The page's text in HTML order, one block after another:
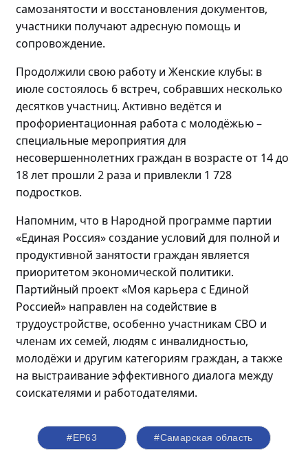
самозанятости и восстановления документов,
участники получают адресную помощь и
сопровождение.
Продолжили свою работу и Женские клубы: в
июле состоялось 6 встреч, собравших несколько
десятков участниц. Активно ведётся и
профориентационная работа с молодёжью–
специальные мероприятия для
несовершеннолетних граждан в возрасте от 14 до
18 лет прошли 2 раза и привлекли 1 728
подростков.
Напомним, что в Народной программе партии
«Единая Россия» создание условий для полной и
продуктивной занятости граждан является
приоритетом экономической политики.
Партийный проект «Моя карьера с Единой
Россией» направлен на содействие в
трудоустройстве, особенно участникам СВО и
членам их семей, людям с инвалидностью,
молодёжи и другим категориям граждан, а также
на выстраивание эффективного диалога между
соискателями и работодателями.
#ЕР63 #Самарская область